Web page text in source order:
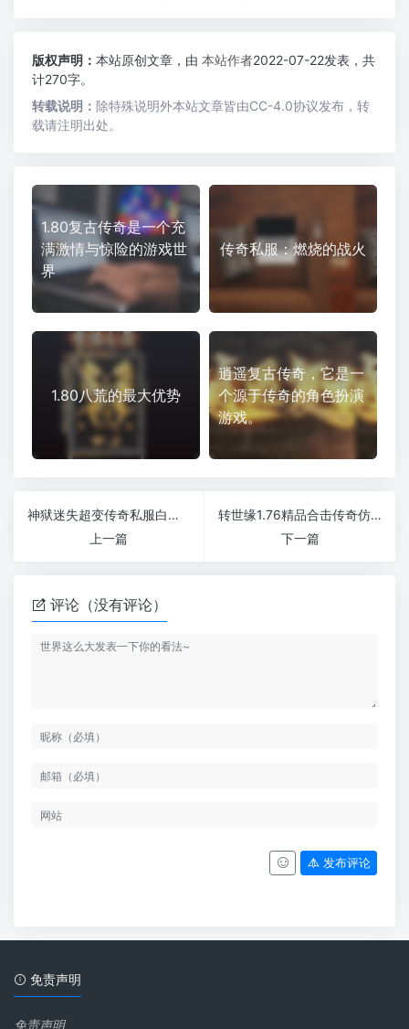
版权声明： 本站原创文章，由 本站作者2022-07-22发表，共
计270字。
转载说明： 除特殊说明外本站文章皆由CC-4.0协议发布，转
载请注明出处。
1.80复古传奇是一个充
满激情与惊险的游戏世
界
传奇私服：燃烧的战火
1.80八荒的最大优势
逍遥复古传奇，它是一
个源于传奇的角色扮演
游戏。
神狱迷失超变传奇私服白嫖送永久自动拾取
上一篇
转世缘1.76精品合击传奇仿盛大版本首战首区
下一篇
评论（没有评论）
发布评论
免责声明
免责声明